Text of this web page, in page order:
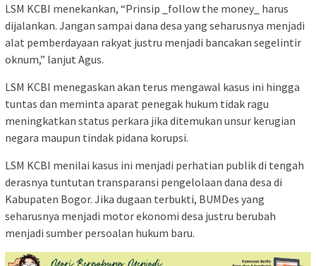
LSM KCBI menekankan, “Prinsip _follow the money_ harus
dijalankan. Jangan sampai dana desa yang seharusnya menjadi
alat pemberdayaan rakyat justru menjadi bancakan segelintir
oknum,” lanjut Agus.
LSM KCBI menegaskan akan terus mengawal kasus ini hingga
tuntas dan meminta aparat penegak hukum tidak ragu
meningkatkan status perkara jika ditemukan unsur kerugian
negara maupun tindak pidana korupsi.
LSM KCBI menilai kasus ini menjadi perhatian publik di tengah
derasnya tuntutan transparansi pengelolaan dana desa di
Kabupaten Bogor. Jika dugaan terbukti, BUMDes yang
seharusnya menjadi motor ekonomi desa justru berubah
menjadi sumber persoalan hukum baru.